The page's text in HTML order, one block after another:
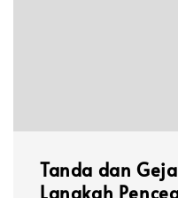
Tanda dan
Langkah